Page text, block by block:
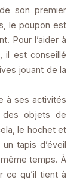
son premier
le poupon est
Pour l’aider à
il est conseillé
jouant de la
à ses activités
des objets de
le hochet et
tapis d’éveil
temps. À
ce qu’il tient à